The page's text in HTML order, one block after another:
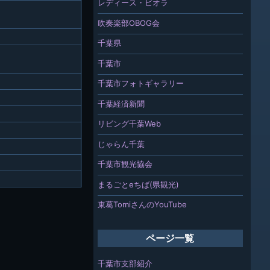
レディース・ビオラ
吹奏楽部OBOG会
千葉県
千葉市
千葉市フォトギャラリー
千葉経済新聞
リビング千葉Web
じゃらん千葉
千葉市観光協会
まるごとeちば(県観光)
東葛TomiさんのYouTube
ページ一覧
千葉市支部紹介